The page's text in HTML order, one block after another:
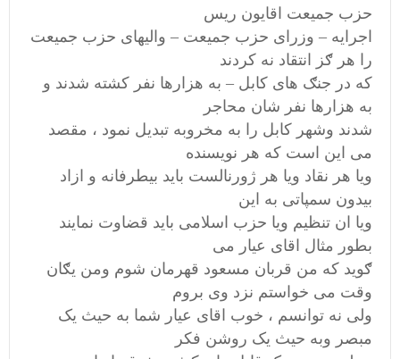
حزب جمیعت اقایون ریس
اجرایه – وزرای حزب جمیعت – والیهای حزب جمیعت
را هر ګز انتقاد نه کردند
که در جنګ های کابل – به هزارها نفر کشته شدند و
به هزارها نفر شان محاجر
شدند وشهر کابل را به مخروبه تبدیل نمود ، مقصد
می این است که هر نویسنده
ویا هر نقاد ویا هر ژورنالست باید بیطرفانه و ازاد
بیدون سمپاتی به این
ویا ان تنظیم ویا حزب اسلامی باید قضاوت نمایند
بطور مثال اقای عیار می
ګوید که من قربان مسعود قهرمان شوم ومن یګان
وقت می خواستم نزد وی بروم
ولی نه توانسم ، خوب اقای عیار شما به حیث یک
مبصر وبه حیث یک روشن فکر